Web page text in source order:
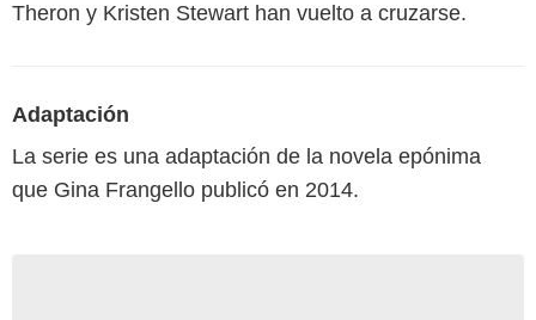
Theron y Kristen Stewart han vuelto a cruzarse.
Adaptación
La serie es una adaptación de la novela epónima
que Gina Frangello publicó en 2014.